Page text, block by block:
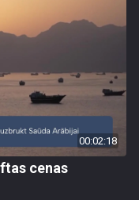
00:02:18
cenas